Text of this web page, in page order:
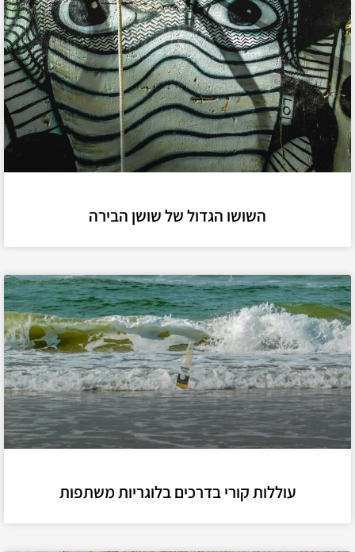
השושו הגדול של שושן הבירה
עוללות קורי בדרכים בלוגריות משתפות